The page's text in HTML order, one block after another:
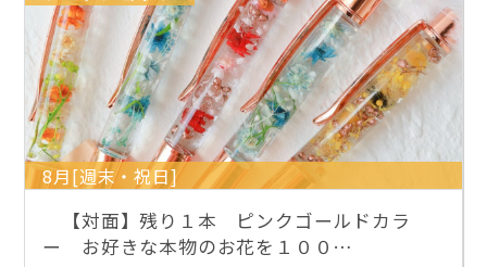
8月[週末・祝日]
【対面】残り１本 ピンクゴールドカラ
ー お好きな本物のお花を１００…